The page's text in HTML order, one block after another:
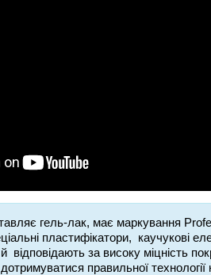
гель-лак, має маркування
пластифікатори, каучукові
відповідають за високу міцність
правильної